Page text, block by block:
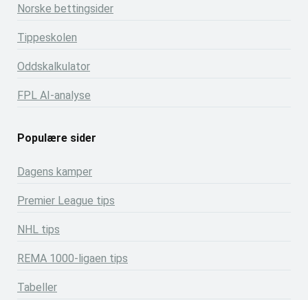
Norske bettingsider
Tippeskolen
Oddskalkulator
FPL AI-analyse
Populære sider
Dagens kamper
Premier League tips
NHL tips
REMA 1000-ligaen tips
Tabeller